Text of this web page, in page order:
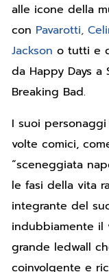
alle icone della
con Pavarotti,
Jackson o tutti e
da Happy Days
Breaking Bad.
I suoi
volte comici,
“sceneggiata
le fasi della vita
integrante del
indubbiamente
grande ledwall
coinvolgente e